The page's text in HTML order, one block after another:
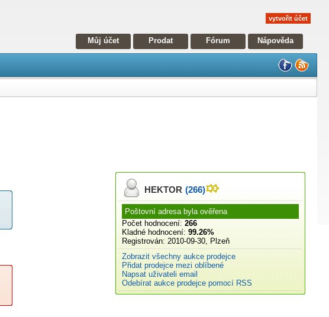
vytvořit účet
Můj účet Prodat Fórum Nápověda
HEKTOR (266)
Poštovní adresa byla ověřena
Počet hodnocení: 266
Kladné hodnocení: 99.26%
Registrován: 2010-09-30, Plzeň
Zobrazit všechny aukce prodejce
Přidat prodejce mezi oblíbené
Napsat uživateli email
Odebírat aukce prodejce pomocí RSS